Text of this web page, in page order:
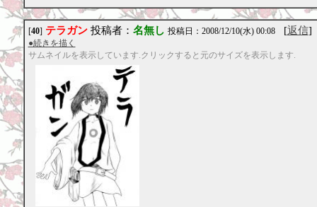
[40] テラガン投稿者： 名無し 投稿日：2008/12/10(水) 00:08[返信]
●続きを描く
サムネイルを表示しています.クリックすると元のサイズを表示します.